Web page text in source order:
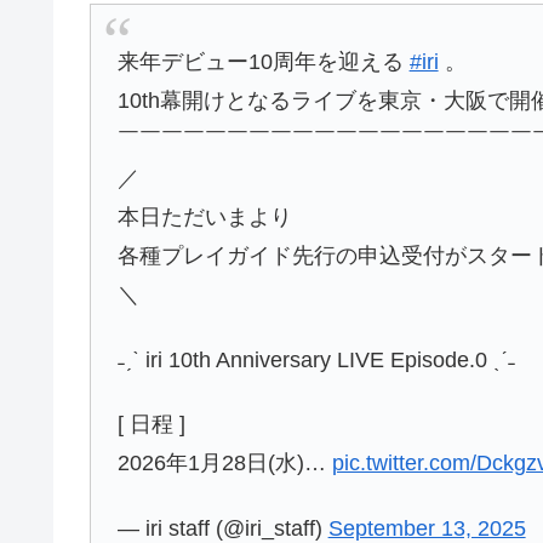
来年デビュー10周年を迎える #iri 。
10th幕開けとなるライブを東京・⼤阪で開
￣￣￣￣￣￣￣￣￣￣￣￣￣￣￣￣￣￣￣
／
本日ただいまより
各種プレイガイド先行の申込受付がスター
＼
˗ˏˋ iri 10th Anniversary LIVE Episode.0 ˎˊ˗
[ 日程 ]
2026年1月28日(水)… pic.twitter.com/
— iri staff (@iri_staff) September 13, 2025